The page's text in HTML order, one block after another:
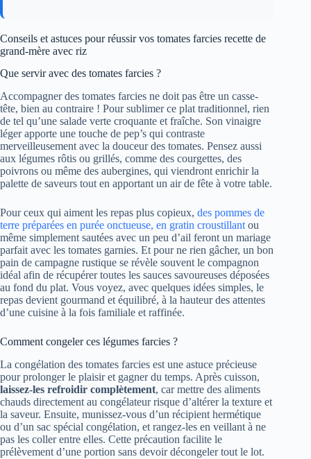
Conseils et astuces pour réussir vos tomates farcies recette de
grand-mère avec riz
Que servir avec des tomates farcies ?
Accompagner des tomates farcies ne doit pas être un casse-
tête, bien au contraire ! Pour sublimer ce plat traditionnel, rien
de tel qu’une salade verte croquante et fraîche. Son vinaigre
léger apporte une touche de pep’s qui contraste
merveilleusement avec la douceur des tomates. Pensez aussi
aux légumes rôtis ou grillés, comme des courgettes, des
poivrons ou même des aubergines, qui viendront enrichir la
palette de saveurs tout en apportant un air de fête à votre table.
Pour ceux qui aiment les repas plus copieux, des pommes de
terre préparées en purée onctueuse, en gratin croustillant ou
même simplement sautées avec un peu d’ail feront un mariage
parfait avec les tomates garnies. Et pour ne rien gâcher, un bon
pain de campagne rustique se révèle souvent le compagnon
idéal afin de récupérer toutes les sauces savoureuses déposées
au fond du plat. Vous voyez, avec quelques idées simples, le
repas devient gourmand et équilibré, à la hauteur des attentes
d’une cuisine à la fois familiale et raffinée.
Comment congeler ces légumes farcies ?
La congélation des tomates farcies est une astuce précieuse
pour prolonger le plaisir et gagner du temps. Après cuisson,
laissez-les refroidir complètement, car mettre des aliments
chauds directement au congélateur risque d’altérer la texture et
la saveur. Ensuite, munissez-vous d’un récipient hermétique
ou d’un sac spécial congélation, et rangez-les en veillant à ne
pas les coller entre elles. Cette précaution facilite le
prélèvement d’une portion sans devoir décongeler tout le lot.